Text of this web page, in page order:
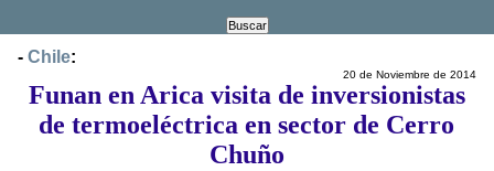
- Chile:
20 de Noviembre de 2014
Funan en Arica visita de inversionistas
de termoeléctrica en sector de Cerro
Chuño